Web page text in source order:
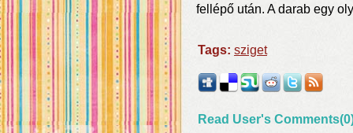
fellépő után. A darab egy
Tags: sziget
Read User's